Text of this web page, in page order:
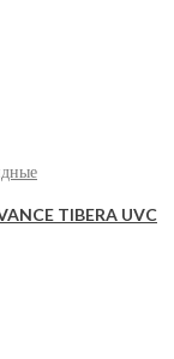
TIBERA UVC